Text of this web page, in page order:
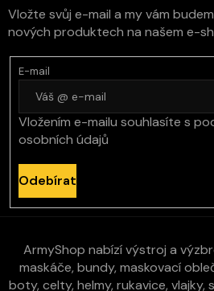
Vložte svůj e-mail a my vám
nových produktech na našem e-
E-mail
Vložením e-mailu souhlasíte s
osobních údajů
Odebírat
ArmyShop nabízí výstroj a
maskáče, bundy, maskovací
boty, celty, helmy, rukavice, vlajky,